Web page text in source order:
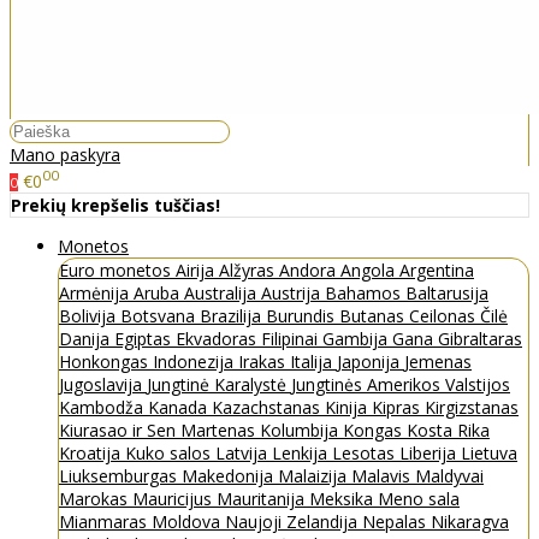
Mano paskyra
0 €000
Prekių krepšelis tuščias!
Monetos
Euro monetos Airija Alžyras Andora Angola Argentina
Armėnija Aruba Australija Austrija Bahamos Baltarusija
Bolivija Botsvana Brazilija Burundis Butanas Ceilonas Čilė
Danija Egiptas Ekvadoras Filipinai Gambija Gana Gibraltaras
Honkongas Indonezija Irakas Italija Japonija Jemenas
Jugoslavija Jungtinė Karalystė Jungtinės Amerikos Valstijos
Kambodža Kanada Kazachstanas Kinija Kipras Kirgizstanas
Kiurasao ir Sen Martenas Kolumbija Kongas Kosta Rika
Kroatija Kuko salos Latvija Lenkija Lesotas Liberija Lietuva
Liuksemburgas Makedonija Malaizija Malavis Maldyvai
Marokas Mauricijus Mauritanija Meksika Meno sala
Mianmaras Moldova Naujoji Zelandija Nepalas Nikaragva